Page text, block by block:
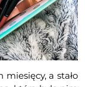
a stało